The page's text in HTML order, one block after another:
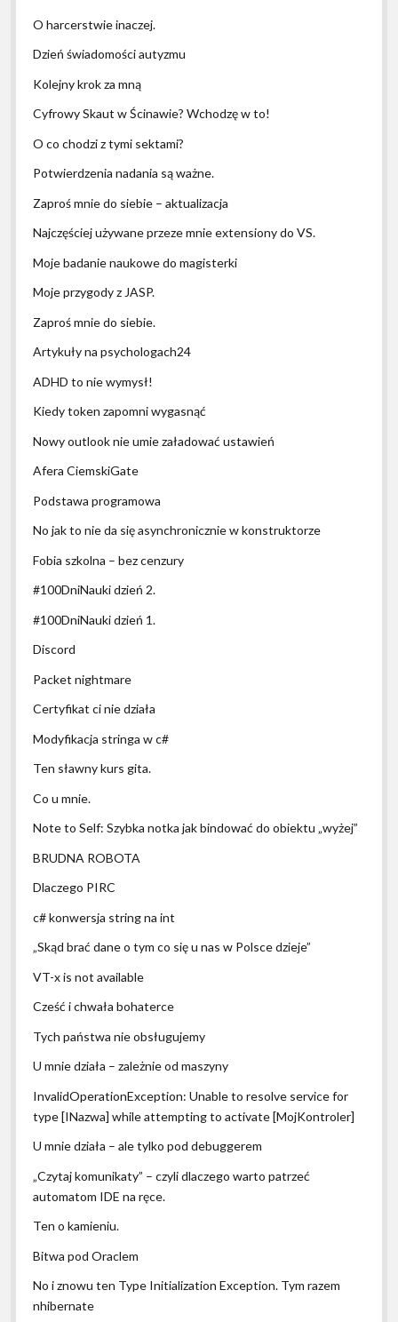
O harcerstwie inaczej.
Dzień świadomości autyzmu
Kolejny krok za mną
Cyfrowy Skaut w Ścinawie? Wchodzę w to!
O co chodzi z tymi sektami?
Potwierdzenia nadania są ważne.
Zaproś mnie do siebie – aktualizacja
Najczęściej używane przeze mnie extensiony do VS.
Moje badanie naukowe do magisterki
Moje przygody z JASP.
Zaproś mnie do siebie.
Artykuły na psychologach24
ADHD to nie wymysł!
Kiedy token zapomni wygasnąć
Nowy outlook nie umie załadować ustawień
Afera CiemskiGate
Podstawa programowa
No jak to nie da się asynchronicznie w konstruktorze
Fobia szkolna – bez cenzury
#100DniNauki dzień 2.
#100DniNauki dzień 1.
Discord
Packet nightmare
Certyfikat ci nie działa
Modyfikacja stringa w c#
Ten sławny kurs gita.
Co u mnie.
Note to Self: Szybka notka jak bindować do obiektu „wyżej”
BRUDNA ROBOTA
Dlaczego PIRC
c# konwersja string na int
„Skąd brać dane o tym co się u nas w Polsce dzieje”
VT-x is not available
Cześć i chwała bohaterce
Tych państwa nie obsługujemy
U mnie działa – zależnie od maszyny
InvalidOperationException: Unable to resolve service for
type [INazwa] while attempting to activate [MojKontroler]
U mnie działa – ale tylko pod debuggerem
„Czytaj komunikaty” – czyli dlaczego warto patrzeć
automatom IDE na ręce.
Ten o kamieniu.
Bitwa pod Oraclem
No i znowu ten Type Initialization Exception. Tym razem
nhibernate